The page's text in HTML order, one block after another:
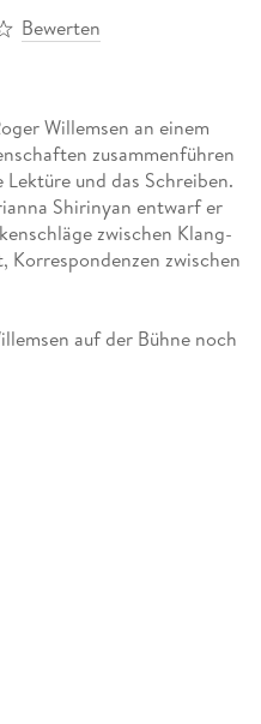
Bewerten
Willemsen an einem
zusammenführen
und das Schreiben.
Shirinyan entwarf er
zwischen Klang-
Korrespondenzen zwischen
auf der Bühne noch
Vortragspart. In dieser
heute aufgeführt und